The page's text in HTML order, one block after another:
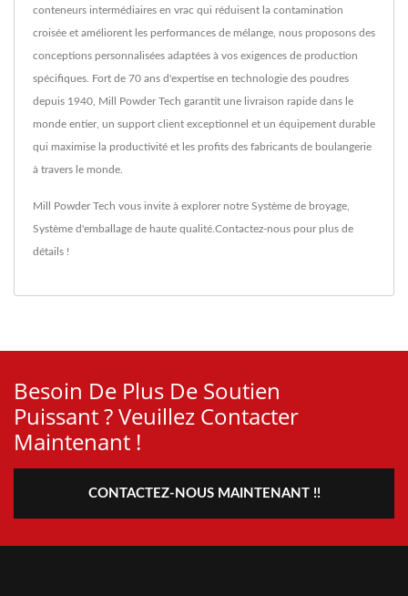
conteneurs intermédiaires en vrac qui réduisent la contamination
croisée et améliorent les performances de mélange, nous proposons des
conceptions personnalisées adaptées à vos exigences de production
spécifiques. Fort de 70 ans d'expertise en technologie des poudres
depuis 1940, Mill Powder Tech garantit une livraison rapide dans le
monde entier, un support client exceptionnel et un équipement durable
qui maximise la productivité et les profits des fabricants de boulangerie
à travers le monde.
Mill Powder Tech vous invite à explorer notre Système de broyage,
Système d'emballage de haute qualité.Contactez-nous pour plus de
détails !
Besoin De Plus De Soutien
Puissant ? Veuillez Contacter
Maintenant !
CONTACTEZ-NOUS MAINTENANT !!